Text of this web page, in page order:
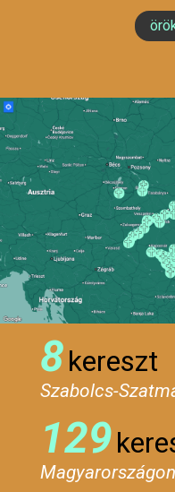
8kereszt
Szabolcs-
129
Magyarországon